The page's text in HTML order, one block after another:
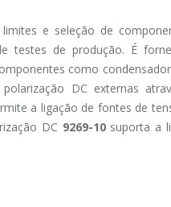
e seleção de
testes de produção. É
como
DC externas
a ligação de fontes de
DC 9269-10suporta a